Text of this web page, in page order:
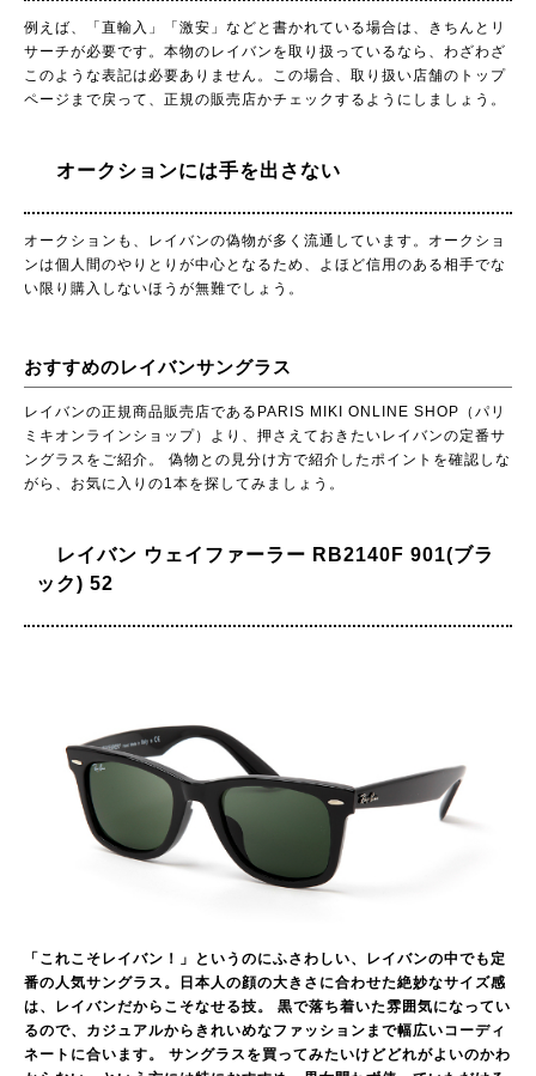
例えば、「直輸入」「激安」などと書かれている場合は、きちんとリ
サーチが必要です。本物のレイバンを取り扱っているなら、わざわざ
このような表記は必要ありません。この場合、取り扱い店舗のトップ
ページまで戻って、正規の販売店かチェックするようにしましょう。
オークションには手を出さない
オークションも、レイバンの偽物が多く流通しています。オークショ
ンは個人間のやりとりが中心となるため、よほど信用のある相手でな
い限り購入しないほうが無難でしょう。
おすすめのレイバンサングラス
レイバンの正規商品販売店であるPARIS MIKI ONLINE SHOP（パリ
ミキオンラインショップ）より、押さえておきたいレイバンの定番サ
ングラスをご紹介。 偽物との見分け方で紹介したポイントを確認しな
がら、お気に入りの1本を探してみましょう。
レイバン ウェイファーラー RB2140F 901(ブラ
ック) 52
「これこそレイバン！」というのにふさわしい、レイバンの中でも定
番の人気サングラス。日本人の顔の大きさに合わせた絶妙なサイズ感
は、レイバンだからこそなせる技。 黒で落ち着いた雰囲気になってい
るので、カジュアルからきれいめなファッションまで幅広いコーディ
ネートに合います。 サングラスを買ってみたいけどどれがよいのかわ